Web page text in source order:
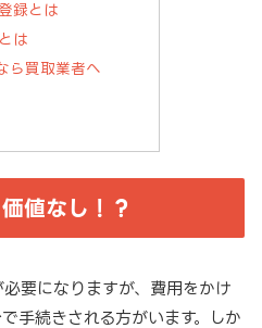
録とは
は
ら買取業者へ
値なし！？
要になりますが、費用をかけ
手続きされる方がいます。しか